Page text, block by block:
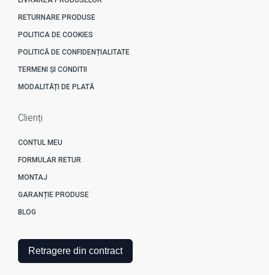
RETURNARE PRODUSE
POLITICA DE COOKIES
POLITICĂ DE CONFIDENȚIALITATE
TERMENI ȘI CONDITII
MODALITĂȚI DE PLATĂ
Clienți
CONTUL MEU
FORMULAR RETUR
MONTAJ
GARANȚIE PRODUSE
BLOG
Retragere din contract